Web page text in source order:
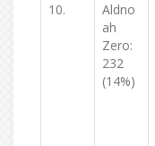
10.
Aldno
ah
Zero:
232
(14%)